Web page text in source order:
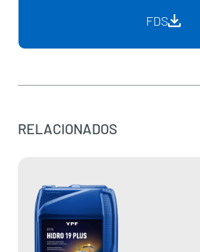
FDS
RELACIONADOS